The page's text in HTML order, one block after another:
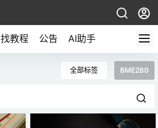
找教程 公告 AI助手
全部标签 BME280